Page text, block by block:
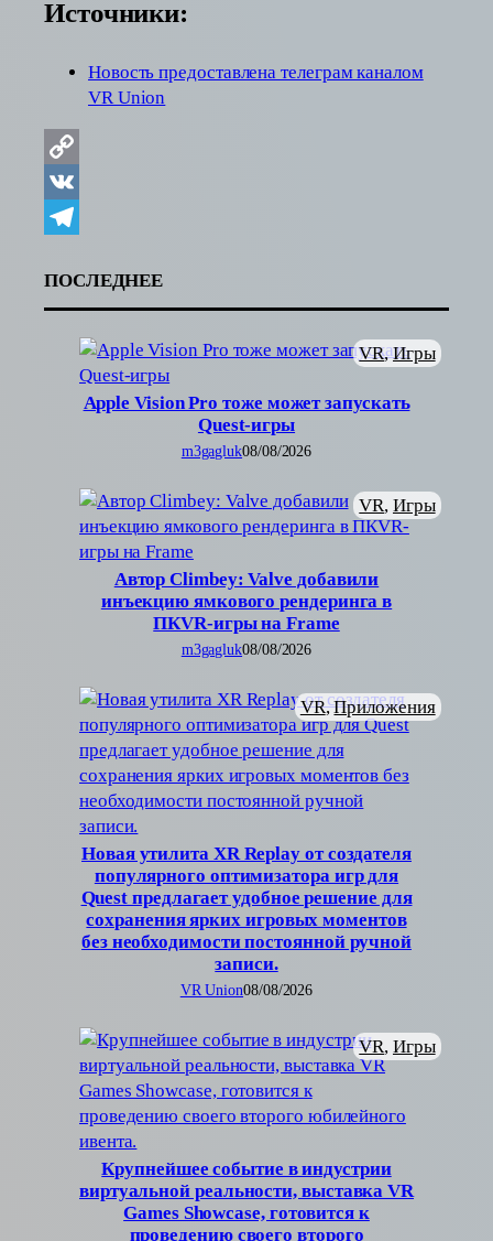
Источники:
Новость предоставлена телеграм каналом
VR Union
Copy
Link
VK
ПОСЛЕДНЕЕ
Apple Vision Pro тоже может запускать
Quest-игры
VR, Игры
m3gagluk08/08/2026
Автор Climbey: Valve добавили
инъекцию ямкового рендеринга в
ПКVR-игры на Frame
VR, Игры
m3gagluk08/08/2026
Новая утилита XR Replay от создателя
популярного оптимизатора игр для
Quest предлагает удобное решение для
сохранения ярких игровых моментов
без необходимости постоянной ручной
записи.
VR, Приложения
VR Union08/08/2026
Крупнейшее событие в индустрии
виртуальной реальности, выставка VR
Games Showcase, готовится к
проведению своего второго
VR, Игры